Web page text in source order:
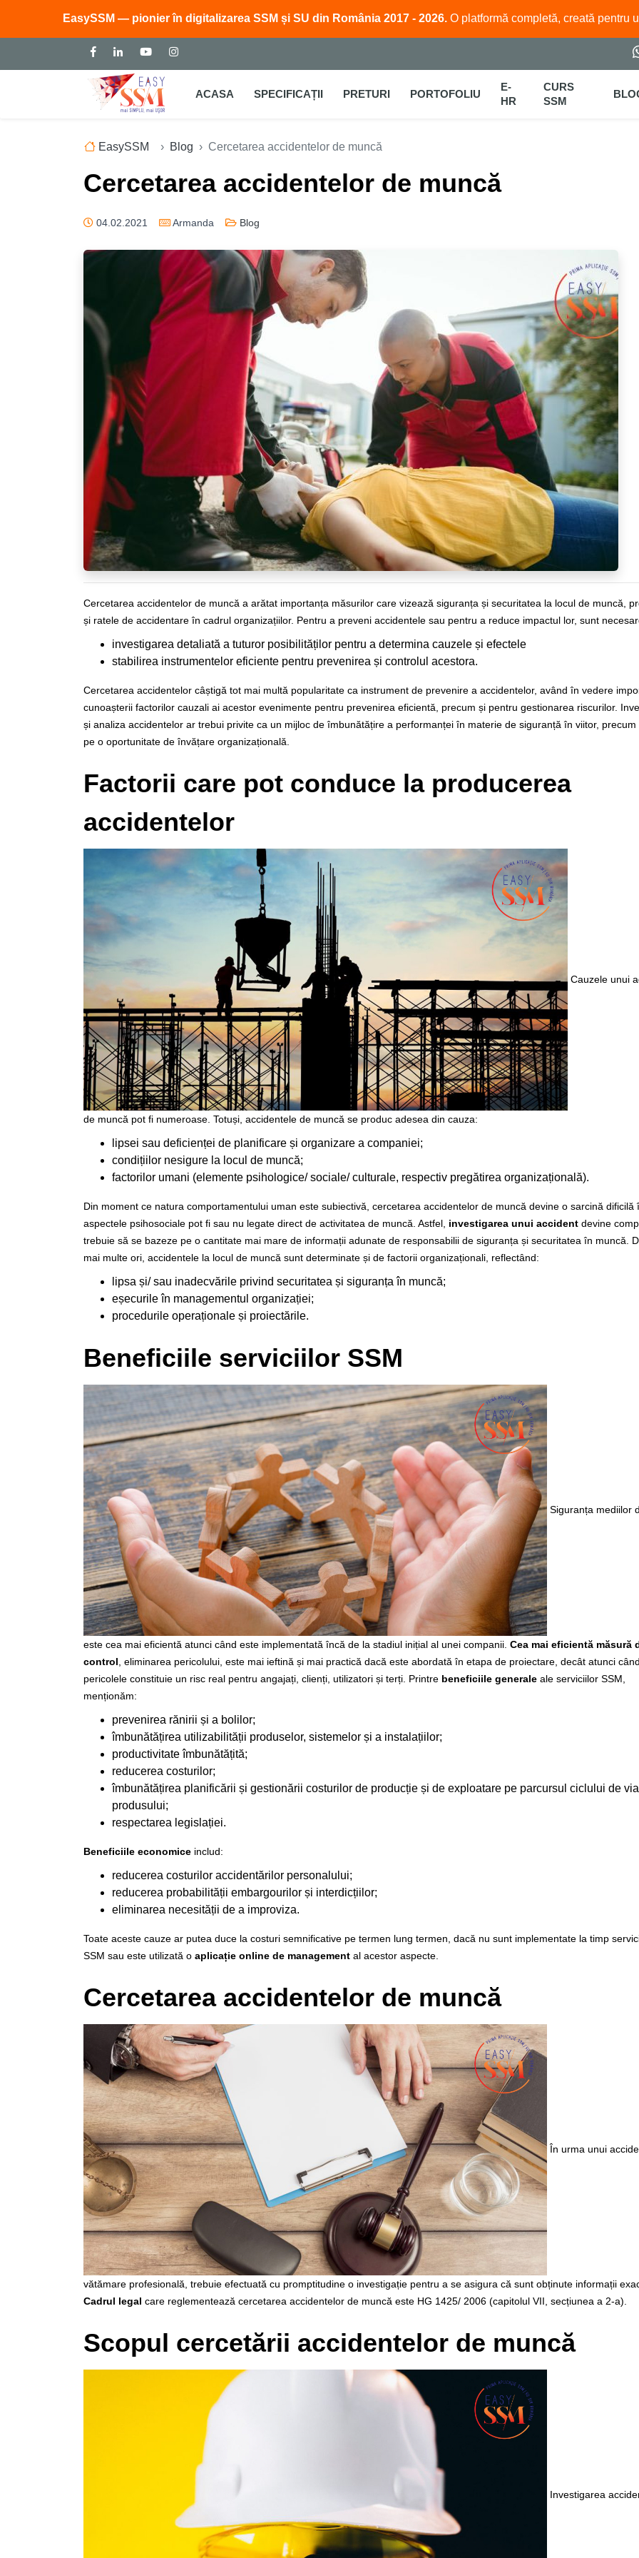
EasySSM — pionier în digitalizarea SSM și SU din România 2017 - 2026. O platformă completă, creată pentru
ACASA SPECIFICAȚII PRETURI PORTOFOLIU
E-
HR
CURS
SSM
EasySSM Blog Cercetarea accidentelor de muncă
Cercetarea accidentelor de muncă
04.02.2021 Armanda Blog
Cercetarea accidentelor de muncă a arătat importanța măsurilor care vizează siguranța și securitatea la locul de muncă,
și ratele de accidentare în cadrul organizațiilor. Pentru a preveni accidentele sau pentru a reduce impactul lor, sunt
investigarea detaliată a tuturor posibilităților pentru a determina cauzele și efectele
stabilirea instrumentelor eficiente pentru prevenirea și controlul acestora.
Cercetarea accidentelor câștigă tot mai multă popularitate ca instrument de prevenire a accidentelor, având în vedere
cunoașterii factorilor cauzali ai acestor evenimente pentru prevenirea eficientă, precum și pentru gestionarea riscurilor.
și analiza accidentelor ar trebui privite ca un mijloc de îmbunătățire a performanței în materie de siguranță în viitor, precum
pe o oportunitate de învățare organizațională.
Factorii care pot conduce la producerea
accidentelor
Cauzele unui
de muncă pot fi numeroase. Totuși, accidentele de muncă se produc adesea din cauza:
lipsei sau deficienței de planificare și organizare a companiei;
condițiilor nesigure la locul de muncă;
factorilor umani (elemente psihologice/ sociale/ culturale, respectiv pregătirea organizațională).
Din moment ce natura comportamentului uman este subiectivă, cercetarea accidentelor de muncă devine o sarcină dificilă
aspectele psihosociale pot fi sau nu legate direct de activitatea de muncă. Astfel, investigarea unui accident devine
trebuie să se bazeze pe o cantitate mai mare de informații adunate de responsabilii de siguranța și securitatea în muncă.
mai multe ori, accidentele la locul de muncă sunt determinate și de factorii organizaționali, reflectând:
lipsa și/ sau inadecvările privind securitatea și siguranța în muncă;
eșecurile în managementul organizației;
procedurile operaționale și proiectările.
Beneficiile serviciilor SSM
Siguranța mediilor
este cea mai eficientă atunci când este implementată încă de la stadiul inițial al unei companii. Cea mai eficientă măsură
control, eliminarea pericolului, este mai ieftină și mai practică dacă este abordată în etapa de proiectare, decât atunci când
pericolele constituie un risc real pentru angajați, clienți, utilizatori și terți. Printre beneficiile generale ale serviciilor SSM,
menționăm:
prevenirea rănirii și a bolilor;
îmbunătățirea utilizabilității produselor, sistemelor și a instalațiilor;
productivitate îmbunătățită;
reducerea costurilor;
îmbunătățirea planificării și gestionării costurilor de producție și de exploatare pe parcursul ciclului de
produsului;
respectarea legislației.
Beneficiile economice includ:
reducerea costurilor accidentărilor personalului;
reducerea probabilității embargourilor și interdicțiilor;
eliminarea necesității de a improviza.
Toate aceste cauze ar putea duce la costuri semnificative pe termen lung termen, dacă nu sunt implementate la timp
SSM sau este utilizată o aplicație online de management al acestor aspecte.
Cercetarea accidentelor de muncă
În urma unui
vătămare profesională, trebuie efectuată cu promptitudine o investigație pentru a se asigura că sunt obținute informații
Cadrul legal care reglementează cercetarea accidentelor de muncă este HG 1425/ 2006 (capitolul VII, secțiunea a 2-a).
Scopul cercetării accidentelor de muncă
Investigarea